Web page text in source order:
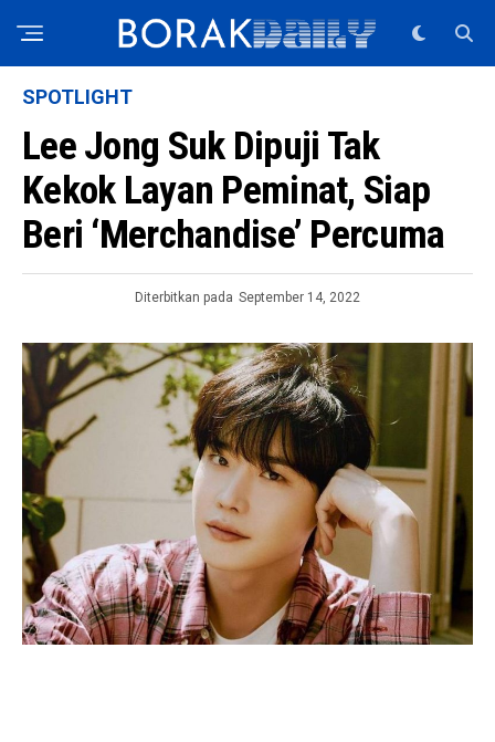
SPOTLIGHT
Lee Jong Suk Dipuji Tak
Kekok Layan Peminat, Siap
Beri ‘Merchandise’ Percuma
Diterbitkan pada September 14, 2022